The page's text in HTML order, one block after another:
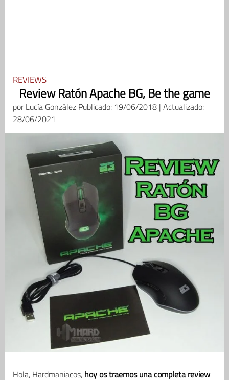
REVIEWS
Review Ratón Apache BG, Be the game
porLucía González Publicado: 19/06/2018 | Actualizado:
28/06/2021
Hola, Hardmaniacos, hoy os traemos una completa review